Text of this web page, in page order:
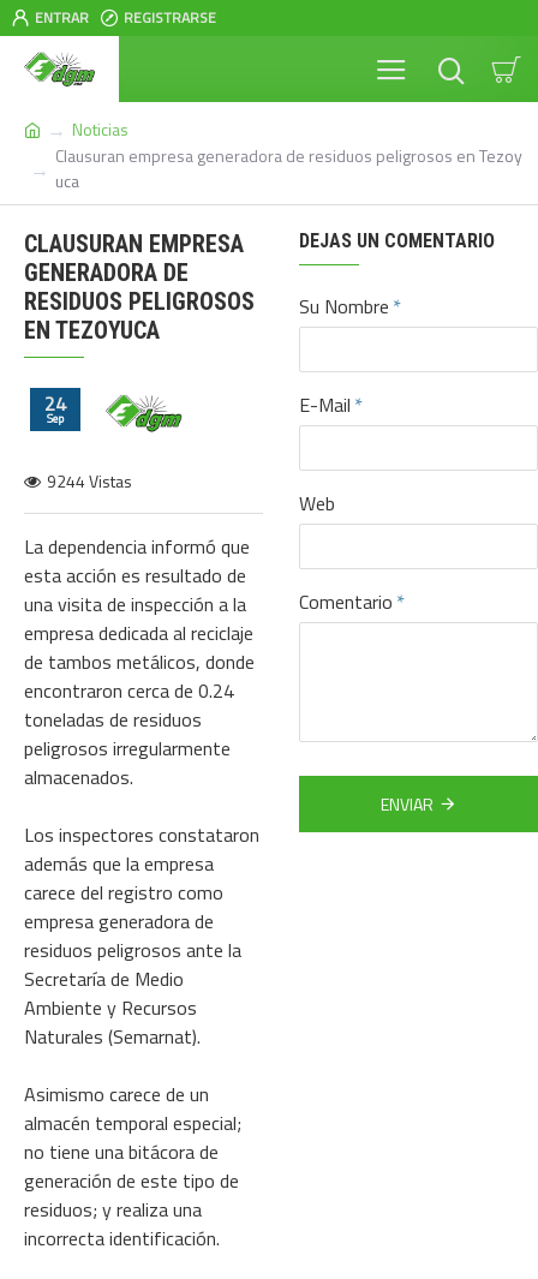
ENTRAR REGISTRARSE
Noticias
Clausuran empresa generadora de residuos peligrosos en Tezoy
uca
CLAUSURAN EMPRESA
GENERADORA DE
RESIDUOS PELIGROSOS
EN TEZOYUCA
24
Sep
9244 Vistas
La dependencia informó que
esta acción es resultado de
una visita de inspección a la
empresa dedicada al reciclaje
de tambos metálicos, donde
encontraron cerca de 0.24
toneladas de residuos
peligrosos irregularmente
almacenados.
Los inspectores constataron
además que la empresa
carece del registro como
empresa generadora de
residuos peligrosos ante la
Secretaría de Medio
Ambiente y Recursos
Naturales (Semarnat).
Asimismo carece de un
almacén temporal especial;
no tiene una bitácora de
generación de este tipo de
residuos; y realiza una
incorrecta identificación.
DEJAS UN COMENTARIO
Su Nombre
E-Mail
Web
Comentario
ENVIAR